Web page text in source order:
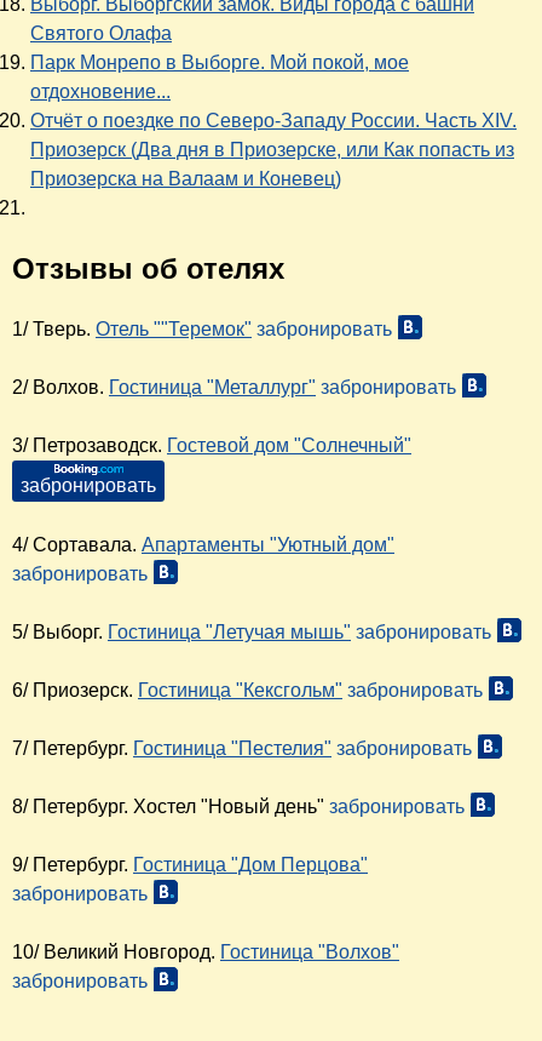
Выборг. Выборгский замок. Виды города с башни
Святого Олафа
Парк Монрепо в Выборге. Мой покой, мое
отдохновение...
Отчёт о поездке по Северо-Западу России. Часть XIV.
Приозерск (Два дня в Приозерске, или Как попасть из
Приозерска на Валаам и Коневец)
Отзывы об отелях
1/ Тверь. Отель ""Теремок" забронировать
2/ Волхов. Гостиница "Металлург" забронировать
3/ Петрозаводск. Гостевой дом "Солнечный"
забронировать
4/ Сортавала. Апартаменты "Уютный дом"
забронировать
5/ Выборг. Гостиница "Летучая мышь" забронировать
6/ Приозерск. Гостиница "Кексгольм" забронировать
7/ Петербург. Гостиница "Пестелия" забронировать
8/ Петербург. Хостел "Новый день" забронировать
9/ Петербург. Гостиница "Дом Перцова"
забронировать
10/ Великий Новгород. Гостиница "Волхов"
забронировать